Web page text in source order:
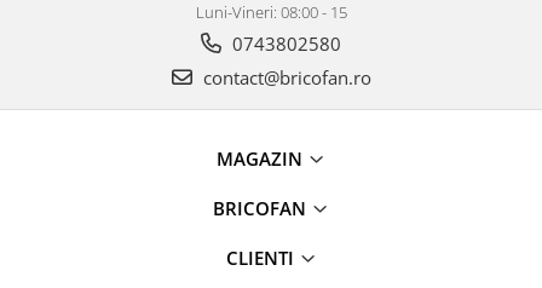
Prelungitoare & cabluri electrice
Coliere plastic
Lumina de crestere pentru plante
Luni-Vineri: 08:00 - 15
0743802580
contact@bricofan.ro
MAGAZIN
BRICOFAN
CLIENTI